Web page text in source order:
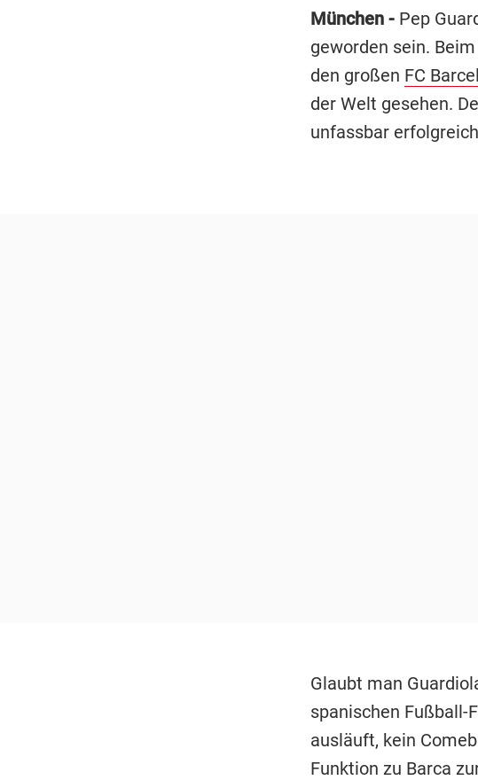
München -Pep
geworden sein.
den großen FC
der Welt gesehen.
unfassbar
Glaubt man
spanischen Fußball-
ausläuft, kein
Funktion zu Barca